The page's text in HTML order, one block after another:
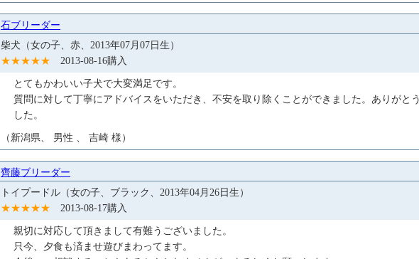
石ブリーダー
柴犬（女の子、赤、2013年07月07日生）
★★★★★ 2013-08-16購入
とてもかわいい子犬で大変満足です。
質問に対して丁寧にアドバイスをいただき、不安を取り除くことができました。ありがと
した。
（新潟県、 男性 、 吉崎 様）
齊藤ブリーダー
トイプードル（女の子、ブラック、2013年04月26日生）
★★★★★ 2013-08-17購入
親切に対応して頂きまして有難うございました。
只今、夕食も済ませ遊びまわってます。